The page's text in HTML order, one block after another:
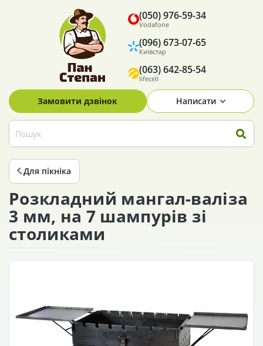
Vodafone
(050) 976-59-34
Київстар
(096) 673-07-65
lifecell
(063) 642-85-54
Замовити дзвінок Написати
Для пікніка
Розкладний мангал-валіза
3 мм, на 7 шампурів зі
столиками